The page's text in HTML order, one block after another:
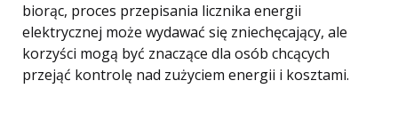
biorąc, proces przepisania licznika energii
elektrycznej może wydawać się zniechęcający, ale
korzyści mogą być znaczące dla osób chcących
przejąć kontrolę nad zużyciem energii i kosztami.